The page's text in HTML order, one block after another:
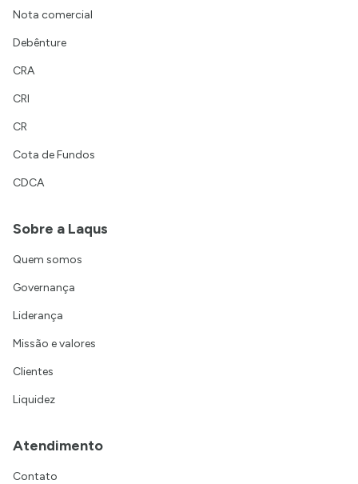
Nota comercial
Debênture
CRA
CRI
CR
Cota de Fundos
CDCA
Sobre a Laqus
Quem somos
Governança
Liderança
Missão e valores
Clientes
Liquidez
Atendimento
Contato